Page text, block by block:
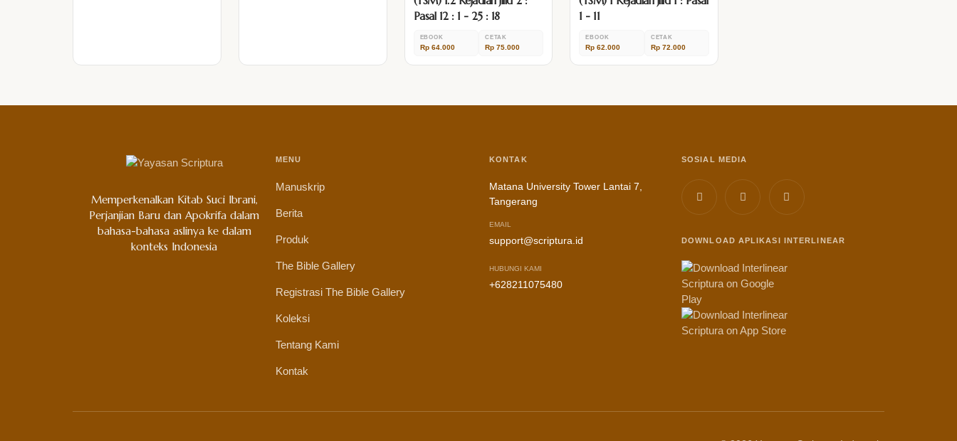
Pasal 12 : 1 - 25 : 18
EBOOK
Rp 64.000
CETAK
Rp 75.000
1 - 11
EBOOK
Rp 62.000
CETAK
Rp 72.000
Memperkenalkan Kitab Suci Ibrani,
Perjanjian Baru dan Apokrifa dalam
bahasa-bahasa aslinya ke dalam
konteks Indonesia
MENU
Manuskrip
Berita
Produk
The Bible Gallery
Registrasi The Bible Gallery
Koleksi
Tentang Kami
Kontak
KONTAK
Matana University Tower Lantai 7,
Tangerang
EMAIL
support@scriptura.id
HUBUNGI KAMI
+628211075480
SOSIAL MEDIA
DOWNLOAD APLIKASI INTERLINEAR